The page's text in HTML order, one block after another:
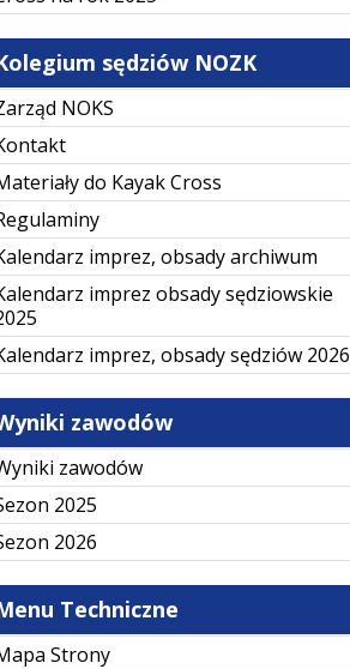
sędziów NOZK
NOKS
do Kayak Cross
imprez, obsady archiwum
imprez obsady sędziowskie
imprez, obsady sędziów 2026
zawodów
zawodów
2025
2026
Techniczne
Strony